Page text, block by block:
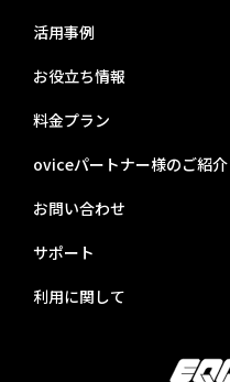
活用事例
お役立ち情報
料金プラン
oviceパートナー様のご紹介
お問い合わせ
サポート
利用に関して